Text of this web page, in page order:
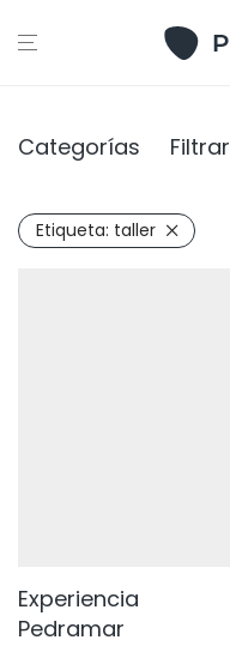
Categorías Filtrar
Etiqueta: taller
Experiencia
Pedramar